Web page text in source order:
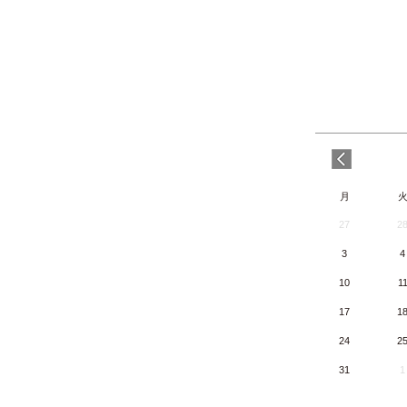
月 火
27
3 4
10 11
17
24
31 1